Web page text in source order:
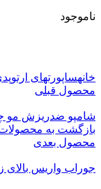
ناموجود
خانهساپورتهای
محصول قبلی
شامپو ضدریزش مو
بازگشت به
محصول بعدی
جوراب واریس بالای